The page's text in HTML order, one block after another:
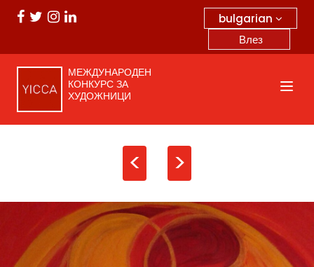
bulgarian
Влез
МЕЖДУНАРОДЕН
КОНКУРС ЗА
ХУДОЖНИЦИ
< >